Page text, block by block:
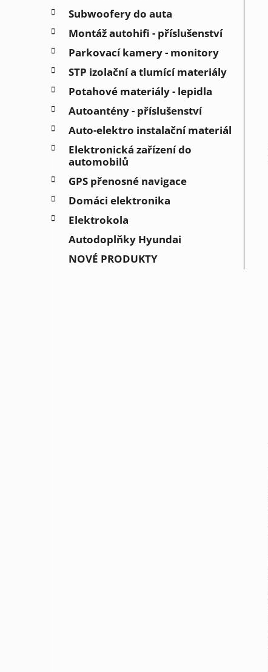
Subwoofery do auta
Montáž autohifi - příslušenství
Parkovací kamery - monitory
STP izolační a tlumící materiály
Potahové materiály - lepidla
Autoantény - příslušenství
Auto-elektro instalační materiál
Elektronická zařízení do
automobilů
GPS přenosné navigace
Domáci elektronika
Elektrokola
Autodoplňky Hyundai
NOVÉ PRODUKTY